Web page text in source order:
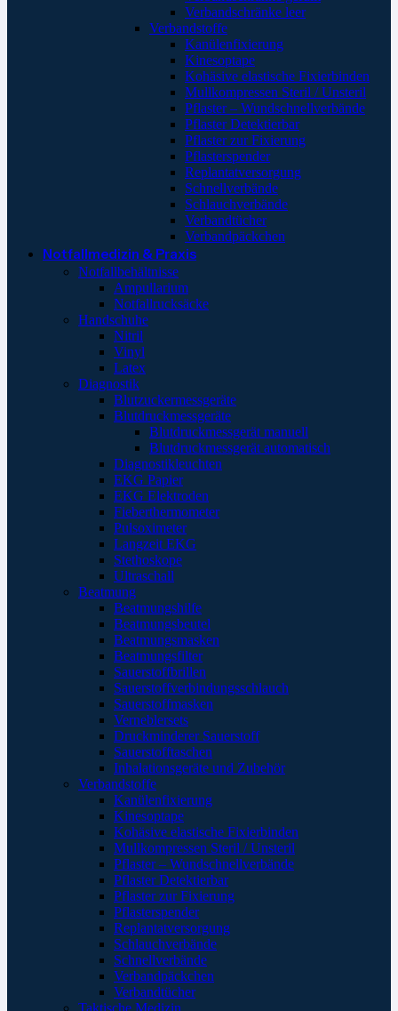
Verbandschränke leer
Verbandstoffe
Kanülenfixierung
Kinesoptape
Kohäsive elastische Fixierbinden
Mullkompressen Steril / Unsteril
Pflaster – Wundschnellverbände
Pflaster Detektierbar
Pflaster zur Fixierung
Pflasterspender
Replantatversorgung
Schnellverbände
Schlauchverbände
Verbandtücher
Verbandpäckchen
Notfallmedizin & Praxis
Notfallbehältnisse
Ampullarium
Notfallrucksäcke
Handschuhe
Nitril
Vinyl
Latex
Diagnostik
Blutzuckermessgeräte
Blutdruckmessgeräte
Blutdruckmessgerät manuell
Blutdruckmessgerät automatisch
Diagnostikleuchten
EKG Papier
EKG Elektroden
Fieberthermometer
Pulsoximeter
Langzeit EKG
Stethoskope
Ultraschall
Beatmung
Beatmungshilfe
Beatmungsbeutel
Beatmungsmasken
Beatmungsfilter
Sauerstoffbrillen
Sauerstoffverbindungsschlauch
Sauerstoffmasken
Verneblersets
Druckminderer Sauerstoff
Sauerstofftaschen
Inhalationsgeräte und Zubehör
Verbandstoffe
Kanülenfixierung
Kinesoptape
Kohäsive elastische Fixierbinden
Mullkompressen Steril / Unsteril
Pflaster – Wundschnellverbände
Pflaster Detektierbar
Pflaster zur Fixierung
Pflasterspender
Replantatversorgung
Schlauchverbände
Schnellverbände
Verbandpäckchen
Verbandtücher
Taktische Medizin